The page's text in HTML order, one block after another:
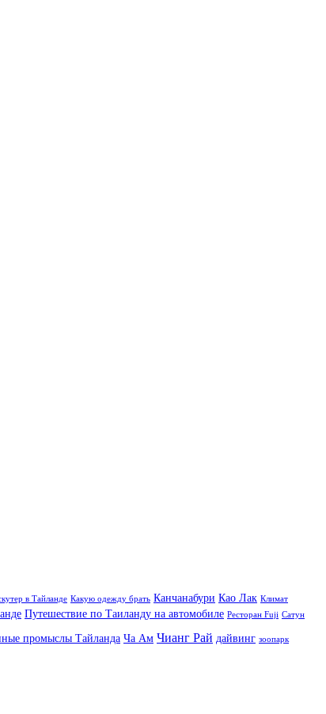
в Тайланде Какую одежду брать Канчанабури Као Лак Климат
Путешествие по Таиланду на автомобиле Ресторан Fuji Сатун
промыслы Тайланда Ча Ам Чианг Рай дайвинг зоопарк